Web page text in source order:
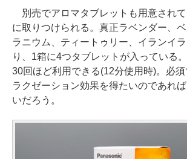
別売でアロマタブレットも用意され
に取りつけられる。真正ラベンダー、
ラニウム、ティートゥリー、イランイ
り、1箱に4つタブレットが入っている
30回ほど利用できる(12分使用時)。必須
ラクゼーション効果を得たいのであれ
いだろう。